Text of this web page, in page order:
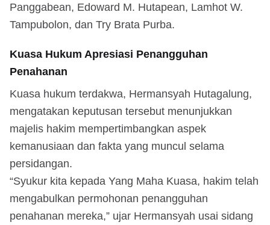
Panggabean, Edoward M. Hutapean, Lamhot W.
Tampubolon, dan Try Brata Purba.
Kuasa Hukum Apresiasi Penangguhan
Penahanan
Kuasa hukum terdakwa, Hermansyah Hutagalung,
mengatakan keputusan tersebut menunjukkan
majelis hakim mempertimbangkan aspek
kemanusiaan dan fakta yang muncul selama
persidangan.
“Syukur kita kepada Yang Maha Kuasa, hakim telah
mengabulkan permohonan penangguhan
penahanan mereka,” ujar Hermansyah usai sidang